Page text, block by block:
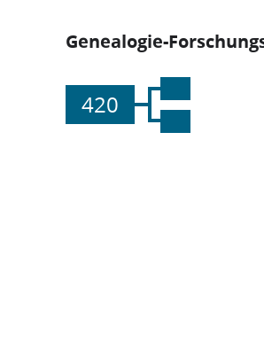
Genealogie-
420